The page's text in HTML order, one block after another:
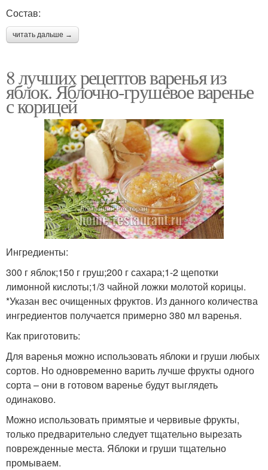
Состав:
читать дальше →
8 лучших рецептов варенья из
яблок. Яблочно-грушевое варенье
с корицей
Ингредиенты:
300 г яблок;150 г груш;200 г сахара;1-2 щепотки
лимонной кислоты;1/3 чайной ложки молотой корицы.
*Указан вес очищенных фруктов. Из данного количества
ингредиентов получается примерно 380 мл варенья.
Как приготовить:
Для варенья можно использовать яблоки и груши любых
сортов. Но одновременно варить лучше фрукты одного
сорта – они в готовом варенье будут выглядеть
одинаково.
Можно использовать примятые и червивые фрукты,
только предварительно следует тщательно вырезать
поврежденные места. Яблоки и груши тщательно
промываем.